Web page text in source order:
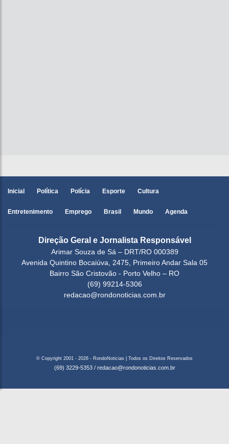
Inicial Política Polícia Esporte Cultura
Entretenimento Emprego Brasil Mundo Agenda
Direção Geral e Jornalista Responsável
Arimar Souza de Sá – DRT/RO 000389
Avenida Quintino Bocaiúva, 2475, Primeiro Andar Sala 05
Bairro São Cristovão - Porto Velho – RO
(69) 99214-5306
redacao@rondonoticias.com.br
© Copyright 2001 - 2026 - RondoNoticias | Todos os Direitos Reservados
(69) 3229-5353 / redacao@rondonoticias.com.br